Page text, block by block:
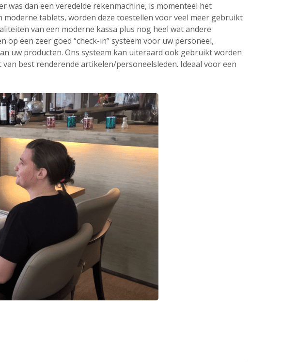
was dan een veredelde rekenmachine, is momenteel het
tablets, worden deze toestellen voor veel meer gebruikt
van een moderne kassa plus nog heel wat andere
een zeer goed “check-in” systeem voor uw personeel,
uw producten. Ons systeem kan uiteraard ook gebruikt worden
best renderende artikelen/personeelsleden. Ideaal voor een